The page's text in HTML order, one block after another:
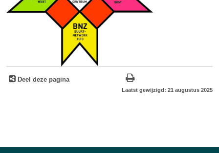
Deel deze pagina
Laatst gewijzigd: 21 augustus 2025